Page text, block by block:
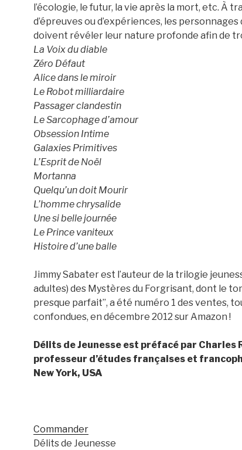
l’écologie, le futur, la vie après la mort, etc. À
d’épreuves ou d’expériences, les
doivent révéler leur nature profonde afin de
La Voix du diable
Zéro Défaut
Alice dans le miroir
Le Robot milliardaire
Passager clandestin
​Le Sarcophage d’amour
Obsession Intime
Galaxies Primitives
L’Esprit de Noël
Mortanna
Quelqu’un doit Mourir
L’homme chrysalide
Une si belle journée
Le Prince vaniteux
Histoire d’une balle
Jimmy Sabater est l’auteur de la trilogie
adultes) des Mystères du Forgrisant, dont le
presque parfait”, a été numéro 1 des ventes,
confondues, en décembre 2012 sur Amazon !
Délits de Jeunesse est préfacé par Charles
professeur d’études françaises et
New York, USA
Commander
Délits de Jeunesse